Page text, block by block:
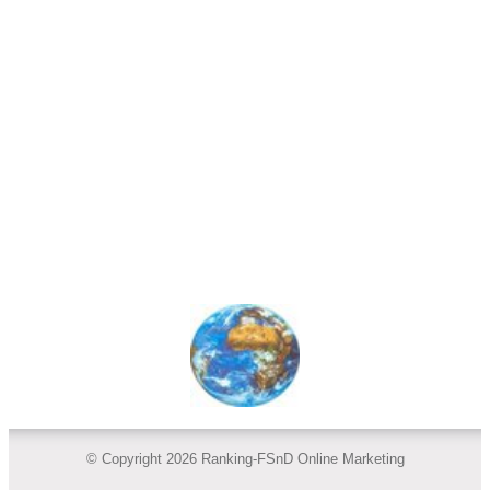
© Copyright 2026 Ranking-FSnD Online Marketing